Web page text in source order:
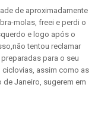
de aproximadamente
molas, freei e perdi o
e logo após o
tentou reclamar
para o seu
assim como as
de Janeiro, sugerem em